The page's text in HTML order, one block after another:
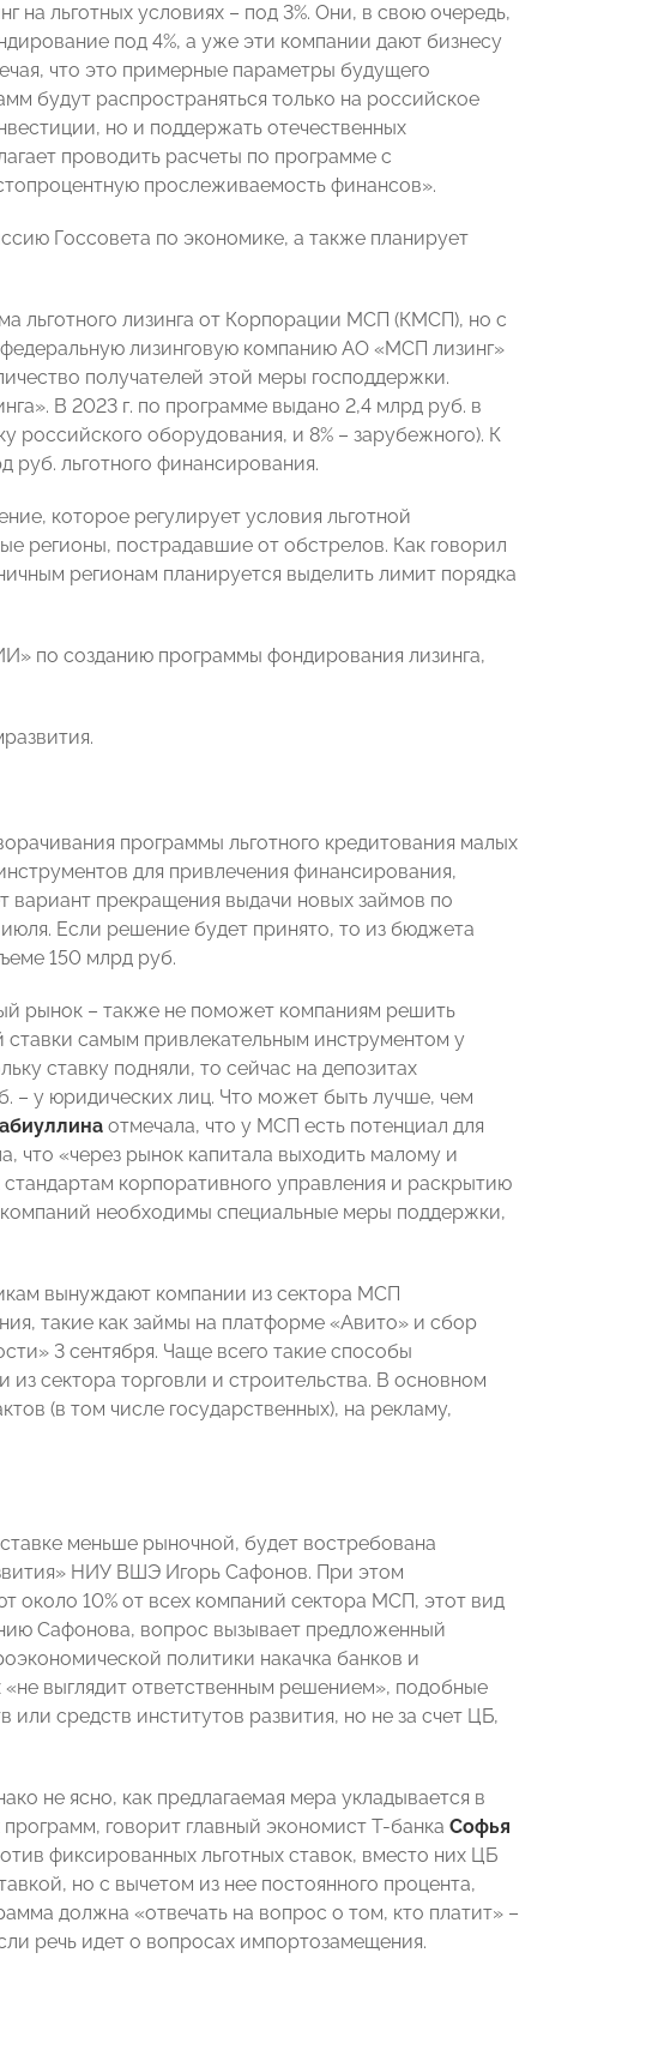
льготных условиях – под 3%. Они, в свою очередь,
под 4%, а уже эти компании дают бизнесу
что это примерные параметры будущего
будут распространяться только на российское
но и поддержать отечественных
проводить расчеты по программе с
прослеживаемость финансов».
Госсовета по экономике, а также планирует
льготного лизинга от Корпорации МСП (КМСП), но с
лизинговую компанию АО «МСП лизинг»
получателей этой меры господдержки.
В 2023 г. по программе выдано 2,4 млрд руб. в
российского оборудования, и 8% – зарубежного). К
руб. льготного финансирования.
которое регулирует условия льготной
регионы, пострадавшие от обстрелов. Как говорил
регионам планируется выделить лимит порядка
по созданию программы фондирования лизинга,
программы льготного кредитования малых
для привлечения финансирования,
вариант прекращения выдачи новых займов по
Если решение будет принято, то из бюджета
150 млрд руб.
рынок – также не поможет компаниям решить
самым привлекательным инструментом у
ставку подняли, то сейчас на депозитах
– у юридических лиц. Что может быть лучше, чем
отмечала, что у МСП есть потенциал для
что «через рынок капитала выходить малому и
корпоративного управления и раскрытию
необходимы специальные меры поддержки,
вынуждают компании из сектора МСП
такие как займы на платформе «Авито» и сбор
3 сентября. Чаще всего такие способы
сектора торговли и строительства. В основном
(в том числе государственных), на рекламу,
меньше рыночной, будет востребована
НИУ ВШЭ Игорь Сафонов. При этом
10% от всех компаний сектора МСП, этот вид
Сафонова, вопрос вызывает предложенный
политики накачка банков и
выглядит ответственным решением», подобные
средств институтов развития, но не за счет ЦБ,
не ясно, как предлагаемая мера укладывается в
говорит главный экономист Т-банка Софья
фиксированных льготных ставок, вместо них ЦБ
но с вычетом из нее постоянного процента,
должна «отвечать на вопрос о том, кто платит» –
речь идет о вопросах импортозамещения.